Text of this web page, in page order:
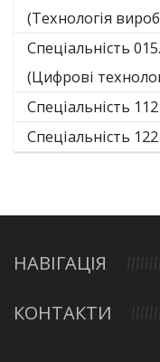
(Технологія
Спеціальність
(Цифрові
Спеціальність
Спеціальність
НАВІГАЦІЯ
КОНТАКТИ